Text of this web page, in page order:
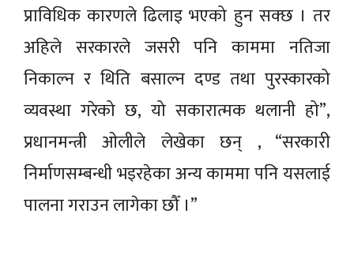
प्राविधिक कारणले ढिलाइ भएको हुन सक्छ । तर
अहिले सरकारले जसरी पनि काममा नतिजा
निकाल्न र थिति बसाल्न दण्ड तथा पुरस्कारको
व्यवस्था गरेको छ, यो सकारात्मक थलानी हो”,
प्रधानमन्त्री ओलीले लेखेका छन् , “सरकारी
निर्माणसम्बन्धी भइरहेका अन्य काममा पनि यसलाई
पालना गराउन लागेका छौँ ।”